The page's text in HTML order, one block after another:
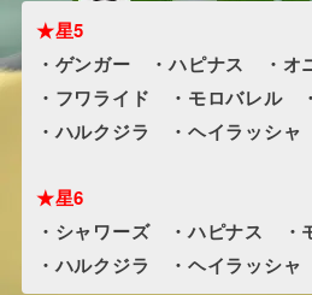
★星5
・ゲンガー ・ハピナス ・オ
・フワライド ・モロバレル
・ハルクジラ ・ヘイラッシ
★星6
・シャワーズ ・ハピナス ・
・ハルクジラ ・ヘイラッシ